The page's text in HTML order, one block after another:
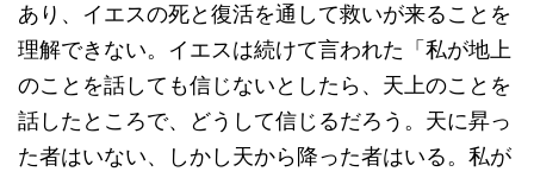
あり、イエスの死と復活を通して救いが来ることを
理解できない。イエスは続けて言われた「私が地上
のことを話しても信じないとしたら、天上のことを
話したところで、どうして信じるだろう。天に昇っ
た者はいない、しかし天から降った者はいる。私が